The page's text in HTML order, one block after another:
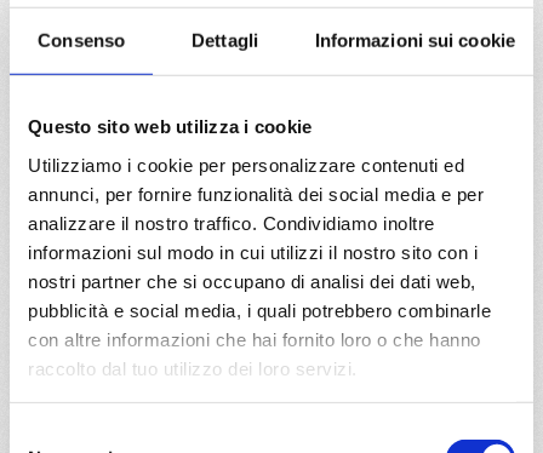
Consenso Dettagli Informazioni sui cookie
Questo sito web utilizza i cookie
Utilizziamo i cookie per personalizzare contenuti ed
annunci, per fornire funzionalità dei social media e per
analizzare il nostro traffico. Condividiamo inoltre
informazioni sul modo in cui utilizzi il nostro sito con i
nostri partner che si occupano di analisi dei dati web,
pubblicità e social media, i quali potrebbero combinarle
con altre informazioni che hai fornito loro o che hanno
raccolto dal tuo utilizzo dei loro servizi.
rotterdam
31/12/2026
€ 1.023
a partire da
€ 1.023
MSC Divina